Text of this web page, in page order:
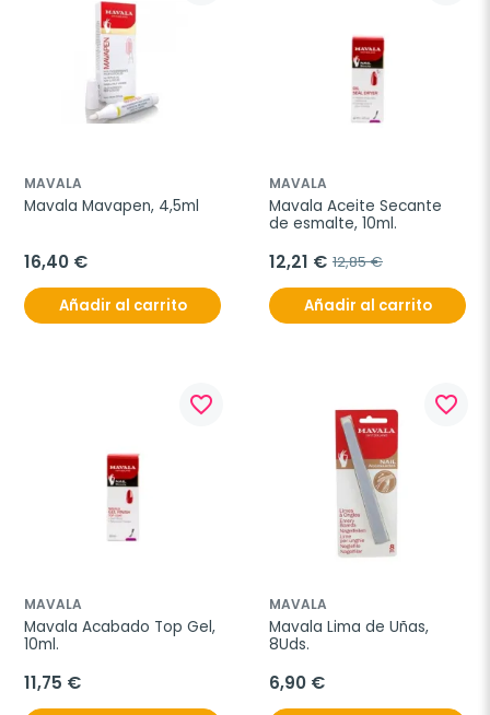
MAVALA
Mavala Mavapen, 4,5ml
16,40 €
Añadir al carrito
MAVALA
Mavala Aceite Secante
de esmalte, 10ml.
12,21 € 12,85 €
Añadir al carrito
favorite_border
MAVALA
Mavala Acabado Top Gel,
10ml.
11,75 €
favorite_border
MAVALA
Mavala Lima de Uñas,
8Uds.
6,90 €